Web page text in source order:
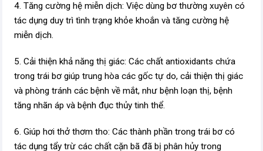
4. Tăng cường hệ miễn dịch: Việc dùng bơ thường xuyên có
tác dụng duy trì tình trạng khỏe khoắn và tăng cường hệ
miễn dịch.
5. Cải thiện khả năng thị giác: Các chất antioxidants chứa
trong trái bơ giúp trung hòa các gốc tự do, cải thiện thị giác
và phòng tránh các bệnh về mắt, như bệnh loạn thị, bệnh
tăng nhãn áp và bệnh đục thủy tinh thể.
6. Giúp hơi thở thơm tho: Các thành phần trong trái bơ có
tác dụng tẩy trừ các chất cặn bã đã bị phân hủy trong